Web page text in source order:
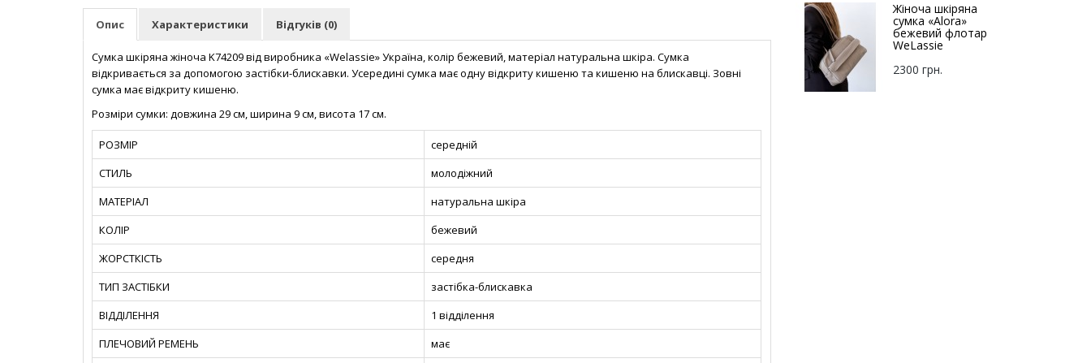
Опис Характеристики Відгуків (0)
Сумка шкіряна жіноча K74209 від виробника «Welassie» Україна, колір бежевий, матеріал натуральна шкіра. Сумка
відкривається за допомогою застібки-блискавки. Усередині сумка має одну відкриту кишеню та кишеню на блискавці. Зовні
сумка має відкриту кишеню.
Розміри сумки: довжина 29 см, ширина 9 см, висота 17 см.
РОЗМІР
середній
СТИЛЬ
молодіжний
МАТЕРІАЛ
натуральна шкіра
КОЛІР
бежевий
ЖОРСТКІСТЬ
середня
ТИП ЗАСТІБКИ
застібка-блискавка
ВІДДІЛЕННЯ
1 відділення
ПЛЕЧОВИЙ РЕМЕНЬ
має
Жіноча шкіряна
сумка «Alora»
бежевий флотар
WeLassie
2300 грн.